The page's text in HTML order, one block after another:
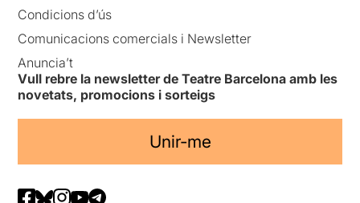
Condicions d’ús
Comunicacions comercials i Newsletter
Anuncia’t
Vull rebre la newsletter de Teatre Barcelona amb les
novetats, promocions i sorteigs
Unir-me